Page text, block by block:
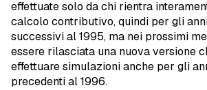
effettuate solo da chi rientra
calcolo contributivo, quindi per gli
successivi al 1995, ma nei prossimi
essere rilasciata una nuova versione
effettuare simulazioni anche per gli
precedenti al 1996.